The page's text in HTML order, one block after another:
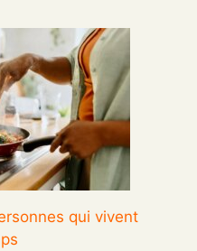
qui vivent